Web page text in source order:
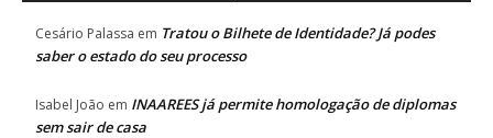
Cesário Palassa em Tratou o Bilhete de Identidade? Já podes
saber o estado do seu processo
Isabel João em INAAREES já permite homologação de diplomas
sem sair de casa